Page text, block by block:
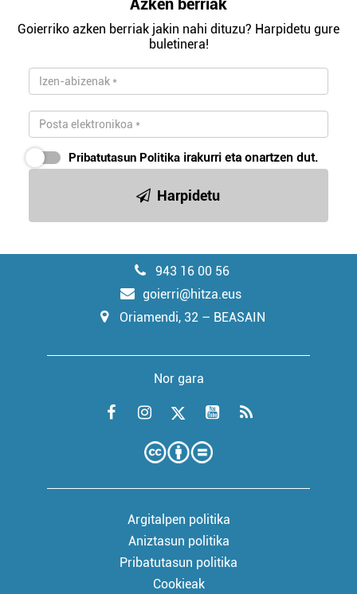
Azken berriak
Goierriko azken berriak jakin nahi dituzu? Harpidetu gure
buletinera!
Pribatutasun Politika irakurri eta onartzen dut.
Harpidetu
943 16 00 56
goierri@hitza.eus
Oriamendi, 32 – BEASAIN
Nor gara
Argitalpen politika
Aniztasun politika
Pribatutasun politika
Cookieak